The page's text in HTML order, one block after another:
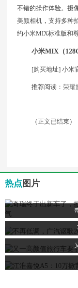
不错的操作体验。摄
美颜相机，支持多种
约小米MIX标准版和
小米MIX（
[购买地址] 小米
推荐阅读： 荣耀
（正文已结束）
热点 图片